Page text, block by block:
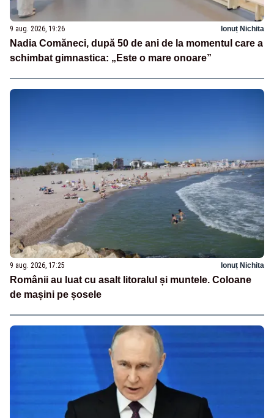
9 aug. 2026, 19:26 Ionuț Nichita
Nadia Comăneci, după 50 de ani de la momentul care a
schimbat gimnastica: „Este o mare onoare”
9 aug. 2026, 17:25 Ionuț Nichita
Românii au luat cu asalt litoralul și muntele. Coloane
de mașini pe șosele